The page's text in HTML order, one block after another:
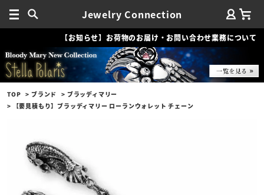
Jewelry Connection
【お知らせ】お荷物のお届け・お問い合わせ業務について
TOP ブランド
ブラッディマリー
【要見積もり】ブラッディマリー ローランウォレット チェーン